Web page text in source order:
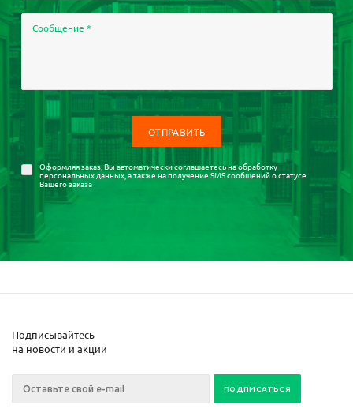
Сообщение *
Оформляя заказ, Вы автоматически соглашаетесь наобработку
персональных данных, а также на получение SMS сообщений о статусе
Вашего заказа
Подписывайтесь
на новости и акции